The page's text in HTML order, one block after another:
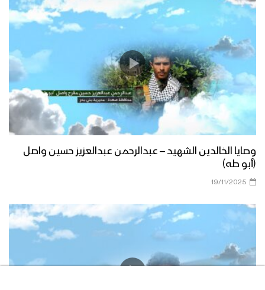
وصايا الخالدين الشهيد – عبدالرحمن عبدالعزيز حسين واصل
(أبو طه)
19/11/2025